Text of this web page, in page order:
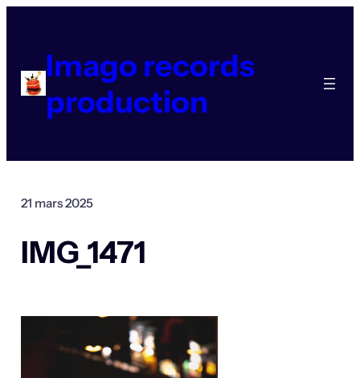
contenuImago records
production
21 mars 2025
IMG_1471